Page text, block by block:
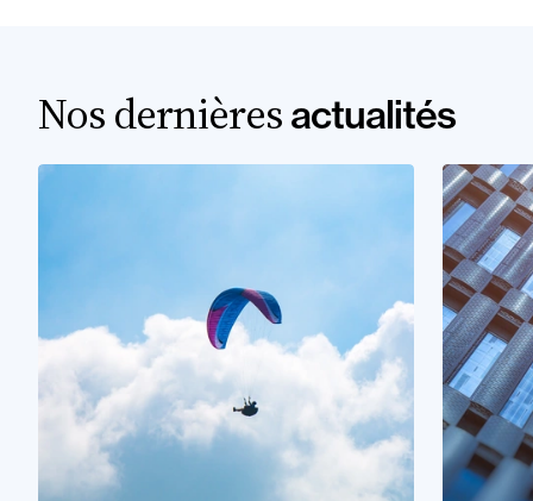
Nos dernières actualités